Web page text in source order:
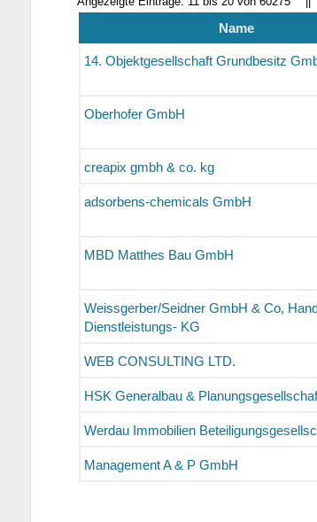
Name
14. Objektgesellschaft Grundbesitz
Oberhofer GmbH
creapix gmbh & co. kg
adsorbens-chemicals GmbH
MBD Matthes Bau GmbH
Weissgerber/Seidner GmbH & Co,
Dienstleistungs- KG
WEB CONSULTING LTD.
HSK Generalbau &
Werdau Immobilien
Management A & P GmbH